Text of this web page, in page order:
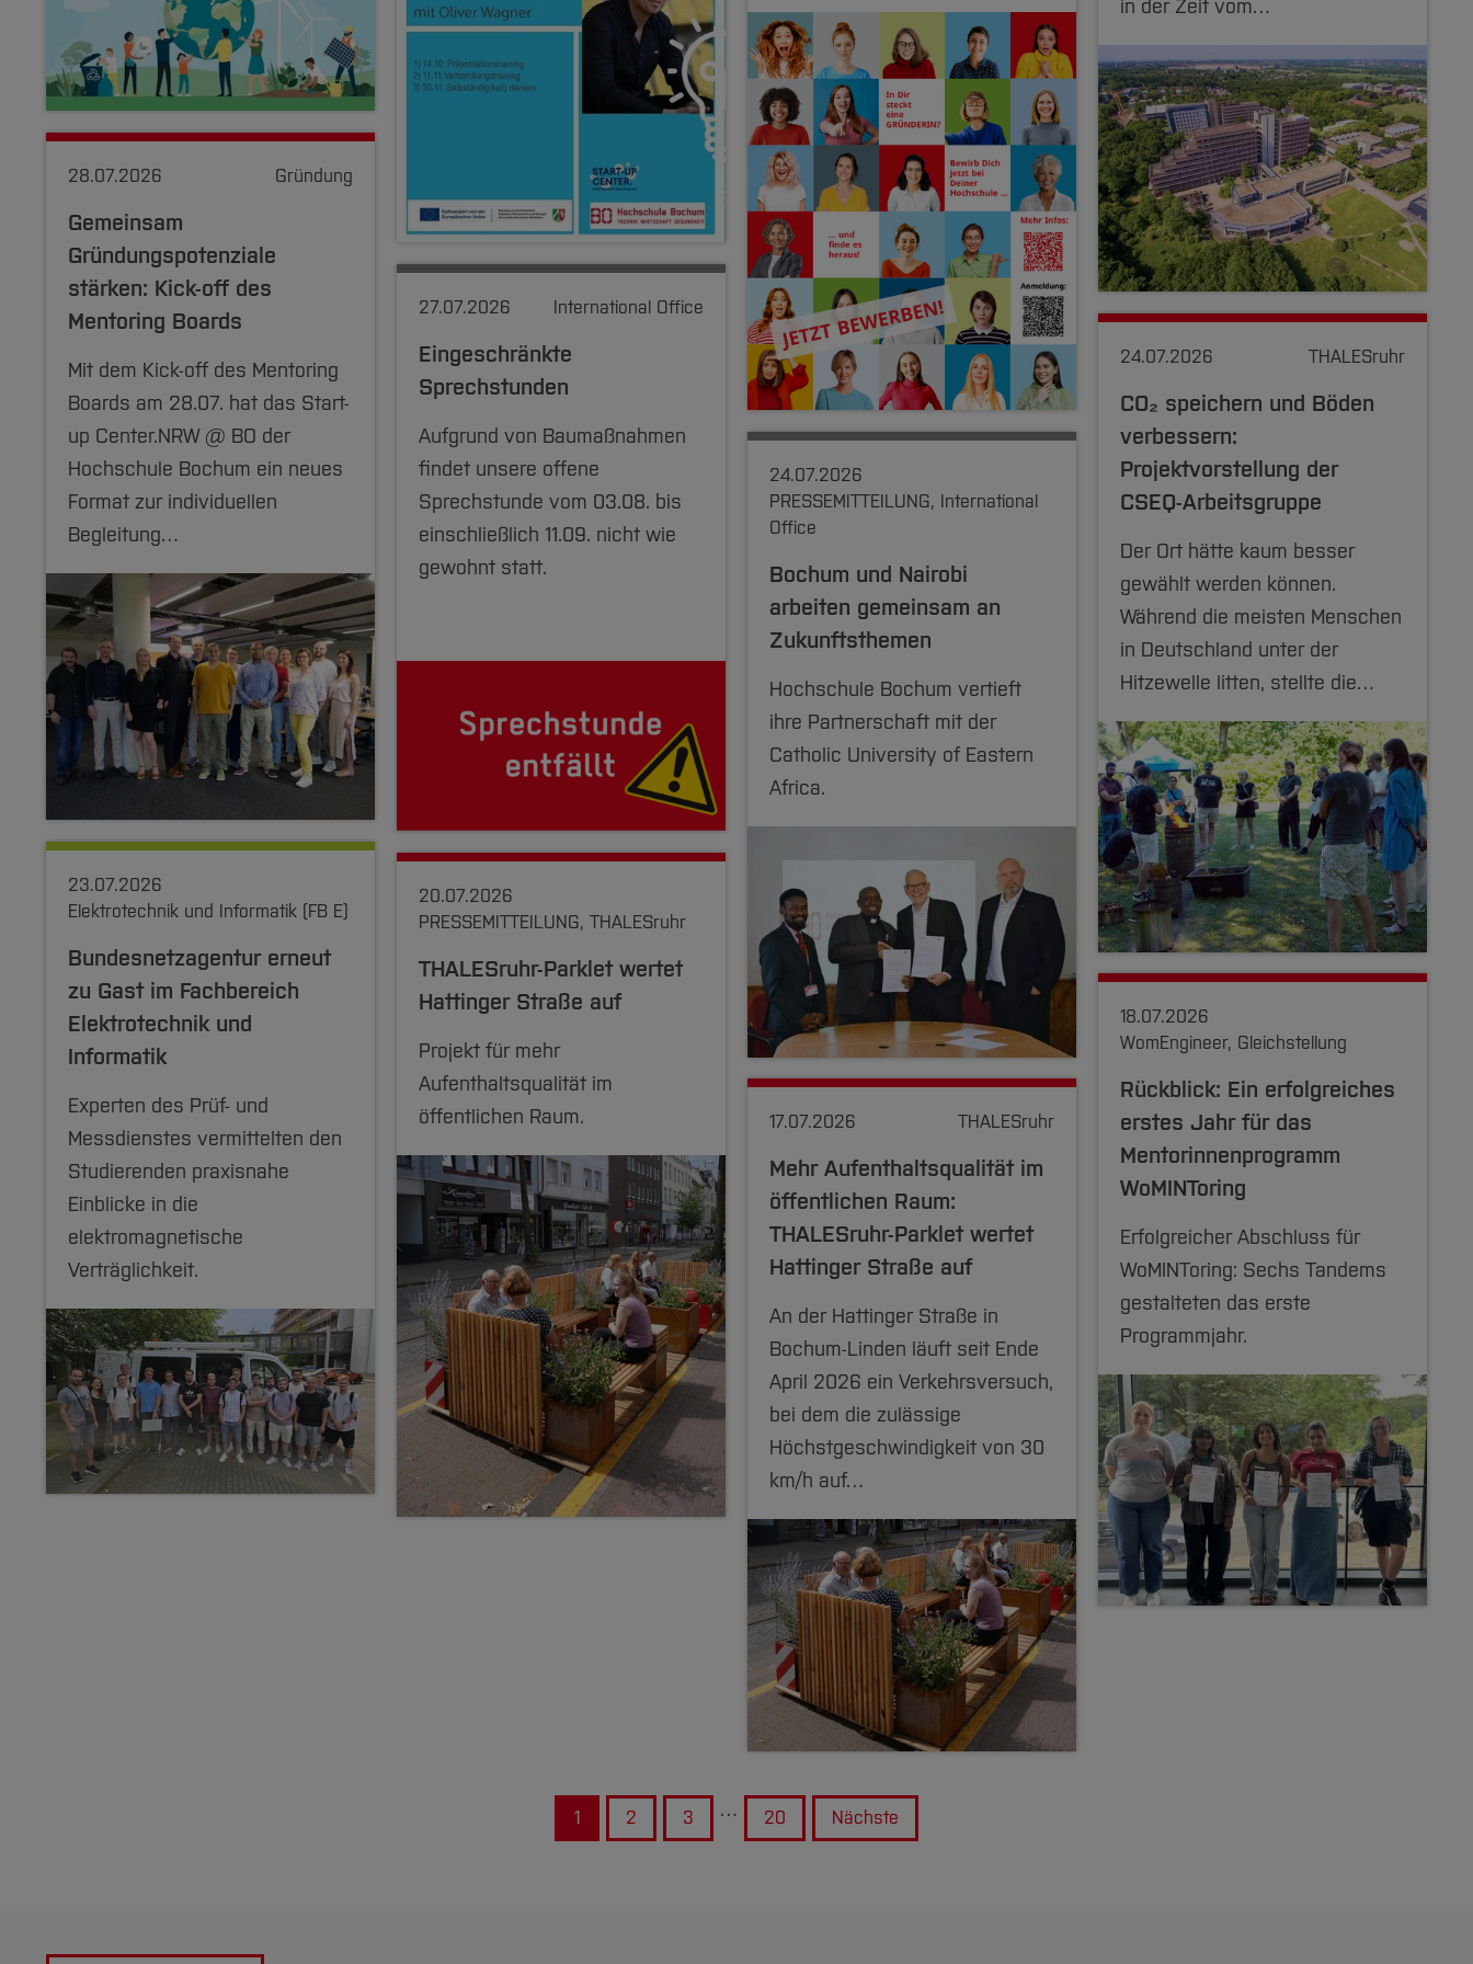
in der Zeit vom…
28.07.2026 Gründung
Gemeinsam
Gründungspotenziale
stärken: Kick-off des
Mentoring Boards
Mit dem Kick-off des Mentoring
Boards am 28.07. hat das Start-
up Center.NRW @ BO der
Hochschule Bochum ein neues
Format zur individuellen
Begleitung…
27.07.2026 International Office
Eingeschränkte
Sprechstunden
Aufgrund von Baumaßnahmen
findet unsere offene
Sprechstunde vom 03.08. bis
einschließlich 11.09. nicht wie
gewohnt statt.
24.07.2026 THALESruhr
CO₂ speichern und Böden
verbessern:
Projektvorstellung der
CSEQ-Arbeitsgruppe
Der Ort hätte kaum besser
gewählt werden können.
Während die meisten Menschen
in Deutschland unter der
Hitzewelle litten, stellte die…
24.07.2026
PRESSEMITTEILUNG, International
Office
Bochum und Nairobi
arbeiten gemeinsam an
Zukunftsthemen
Hochschule Bochum vertieft
ihre Partnerschaft mit der
Catholic University of Eastern
Africa.
23.07.2026
Elektrotechnik und Informatik (FB E)
Bundesnetzagentur erneut
zu Gast im Fachbereich
Elektrotechnik und
Informatik
Experten des Prüf- und
Messdienstes vermittelten den
Studierenden praxisnahe
Einblicke in die
elektromagnetische
Verträglichkeit.
20.07.2026
PRESSEMITTEILUNG, THALESruhr
THALESruhr-Parklet wertet
Hattinger Straße auf
Projekt für mehr
Aufenthaltsqualität im
öffentlichen Raum.
18.07.2026
WomEngineer, Gleichstellung
Rückblick: Ein erfolgreiches
erstes Jahr für das
Mentorinnenprogramm
WoMINToring
Erfolgreicher Abschluss für
WoMINToring: Sechs Tandems
gestalteten das erste
Programmjahr.
17.07.2026 THALESruhr
Mehr Aufenthaltsqualität im
öffentlichen Raum:
THALESruhr-Parklet wertet
Hattinger Straße auf
An der Hattinger Straße in
Bochum-Linden läuft seit Ende
April 2026 ein Verkehrsversuch,
bei dem die zulässige
Höchstgeschwindigkeit von 30
km/h auf…
1 2 3 … 20 Nächste